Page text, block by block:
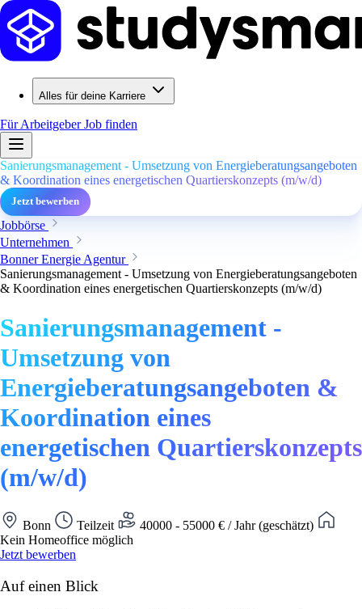
Alles für deine Karriere
Für ArbeitgeberJob finden
Sanierungsmanagement - Umsetzung von Energieberatungsangeboten
& Koordination eines energetischen Quartierskonzepts (m/w/d)
Jetzt bewerben
Jobbörse
Unternehmen
Bonner Energie Agentur
Sanierungsmanagement - Umsetzung von Energieberatungsangeboten
& Koordination eines energetischen Quartierskonzepts (m/w/d)
Sanierungsmanagement -
Umsetzung von
Energieberatungsangeboten &
Koordination eines
energetischen Quartierskonzepts
(m/w/d)
Bonn Teilzeit
40000 - 55000 € / Jahr (geschätzt)
Kein Homeoffice möglich
Jetzt bewerben
Auf einen Blick